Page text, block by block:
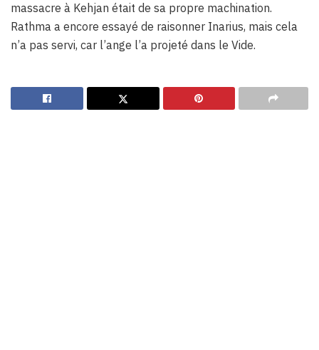
massacre à Kehjan était de sa propre machination.
Rathma a encore essayé de raisonner Inarius, mais cela
n’a pas servi, car l’ange l’a projeté dans le Vide.